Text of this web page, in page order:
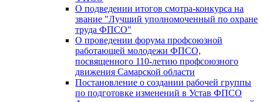
О подведении итогов смотра-конкурса на
звание "Лучший уполномоченный по охране
труда ФПСО"
О проведении форума профсоюзной
работающей молодежи ФПСО,
посвященного 110-летию профсоюзного
движения Самарской области
Постановление о создании рабочей группы
по подготовке изменений в Устав ФПСО